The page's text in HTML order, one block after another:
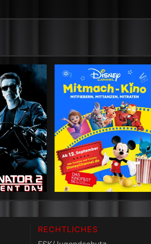
RECHTLICHES